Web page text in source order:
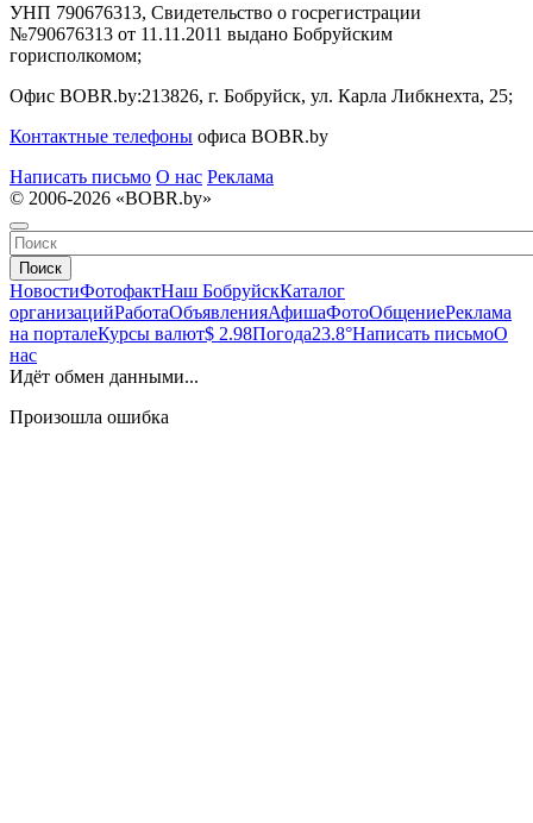
УНП 790676313, Свидетельство о госрегистрации
№790676313 от 11.11.2011 выдано Бобруйским
горисполкомом;
Офис BOBR.by:213826, г. Бобруйск, ул. Карла Либкнехта, 25;
Контактные телефоны офиса BOBR.by
Написать письмо О нас Реклама
© 2006-2026 «BOBR.by»
Поиск
НовостиФотофактНаш БобруйскКаталог
организацийРаботаОбъявленияАфишаФотоОбщениеРеклама
на порталеКурсы валют$ 2.98Погода23.8°Написать письмоО
нас
Идёт обмен данными...
Произошла ошибка